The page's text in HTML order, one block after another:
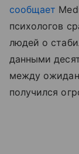
сообщает
психологов
людей о
данными
между
получился